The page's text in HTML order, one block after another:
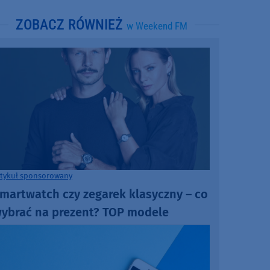
ZOBACZ RÓWNIEŻ w Weekend FM
sponsorowany
czy zegarek klasyczny – co
na prezent? TOP modele